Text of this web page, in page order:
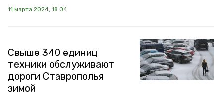
11 марта 2024, 18:04
Свыше 340 единиц
техники обслуживают
дороги Ставрополья
зимой